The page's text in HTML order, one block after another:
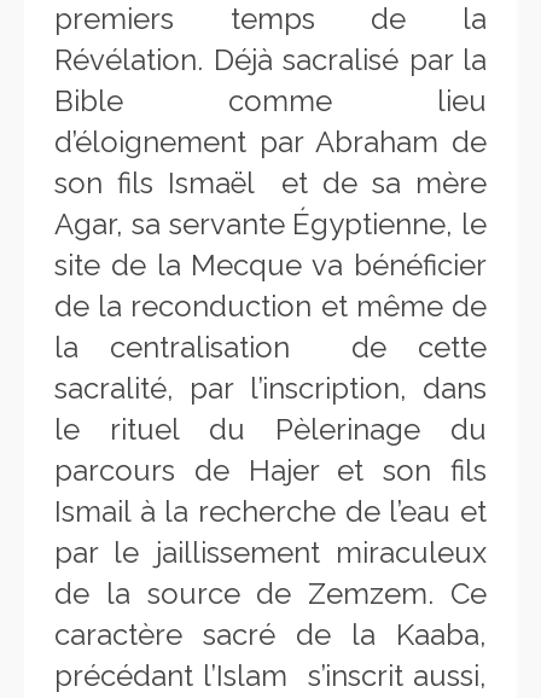
premiers temps de la
Révélation. Déjà sacralisé par la
Bible comme lieu
d’éloignement par Abraham de
son fils Ismaël et de sa mère
Agar, sa servante Égyptienne, le
site de la Mecque va bénéficier
de la reconduction et même de
la centralisation de cette
sacralité, par l’inscription, dans
le rituel du Pèlerinage du
parcours de Hajer et son fils
Ismail à la recherche de l’eau et
par le jaillissement miraculeux
de la source de Zemzem. Ce
caractère sacré de la Kaaba,
précédant l’Islam s’inscrit aussi,